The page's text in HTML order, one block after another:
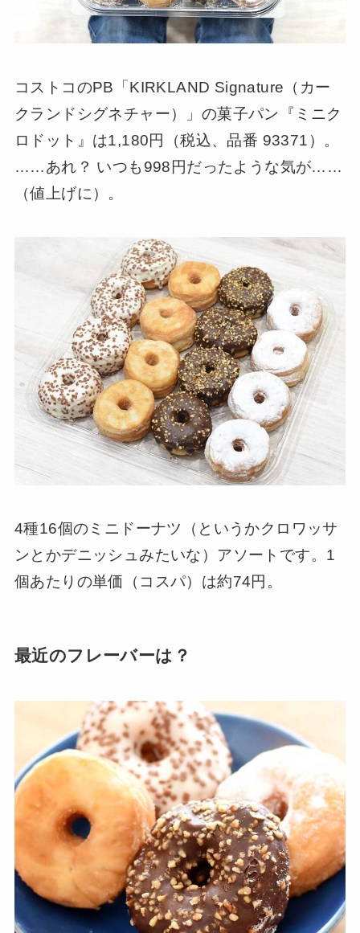
コストコのPB「KIRKLAND Signature（カー
クランドシグネチャー）」の菓子パン『ミニク
ロドット』は1,180円（税込、品番 93371）。
……あれ？ いつも998円だったような気が……
（値上げに）。
4種16個のミニドーナツ（というかクロワッサ
ンとかデニッシュみたいな）アソートです。1
個あたりの単価（コスパ）は約74円。
最近のフレーバーは？